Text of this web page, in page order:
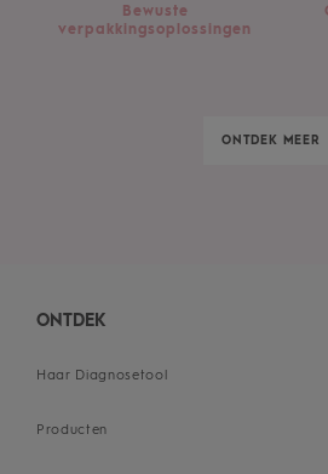
ONTDEK MEER
Bewuste
verpakkingsoplossingen
ONTDEK
Haar Diagnosetool
Producten